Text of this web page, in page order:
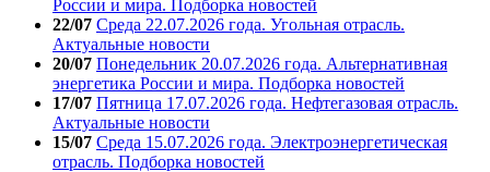
России и мира. Подборка новостей
22/07 Среда 22.07.2026 года. Угольная отрасль.
Актуальные новости
20/07 Понедельник 20.07.2026 года. Альтернативная
энергетика России и мира. Подборка новостей
17/07 Пятница 17.07.2026 года. Нефтегазовая отрасль.
Актуальные новости
15/07 Среда 15.07.2026 года. Электроэнергетическая
отрасль. Подборка новостей